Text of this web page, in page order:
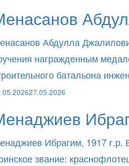
Абдулла
награжденным
батальона
27.05.2026
Ибрагим, 1917
звание: